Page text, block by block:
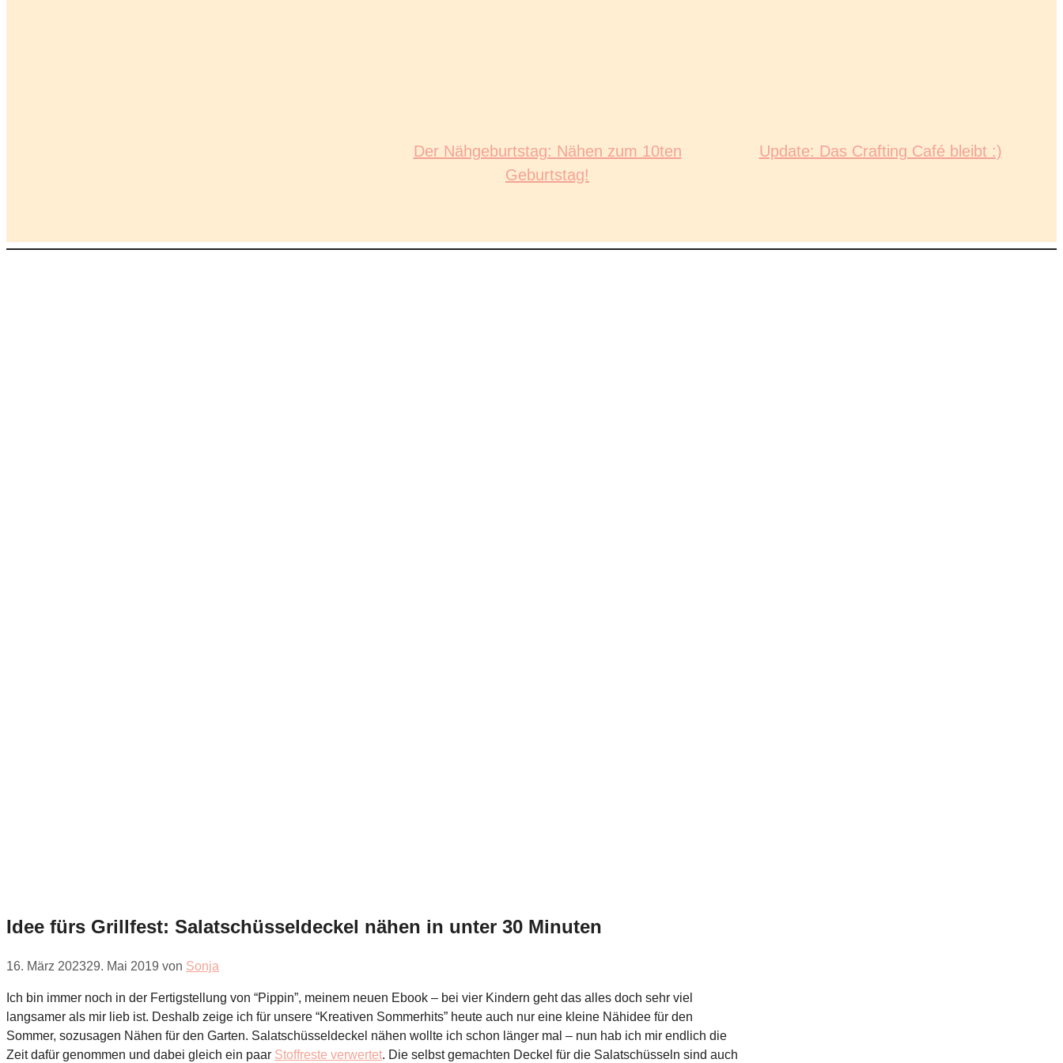
Der Nähgeburtstag: Nähen zum 10ten
Geburtstag!
Update: Das Crafting Café bleibt :)
Idee fürs Grillfest: Salatschüsseldeckel nähen in unter 30 Minuten
16. März 202329. Mai 2019 von Sonja
Ich bin immer noch in der Fertigstellung von “Pippin”, meinem neuen Ebook – bei vier Kindern geht das alles doch sehr viel
langsamer als mir lieb ist. Deshalb zeige ich für unsere “Kreativen Sommerhits” heute auch nur eine kleine Nähidee für den
Sommer, sozusagen Nähen für den Garten. Salatschüsseldeckel nähen wollte ich schon länger mal – nun hab ich mir endlich die
Zeit dafür genommen und dabei gleich ein paar Stoffreste verwertet. Die selbst gemachten Deckel für die Salatschüsseln sind auch